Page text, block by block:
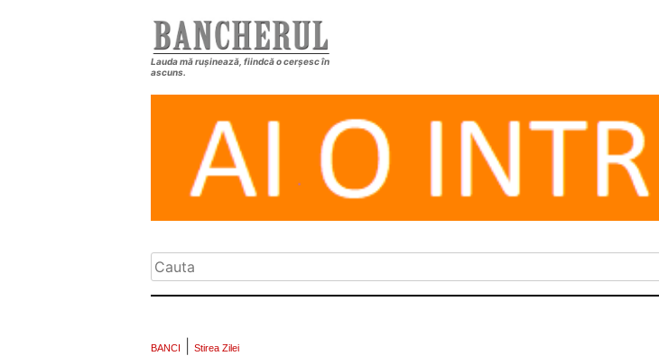
Lauda mă rușinează, fiindcă o cerșesc în
ascuns.
BANCI Stirea Zilei